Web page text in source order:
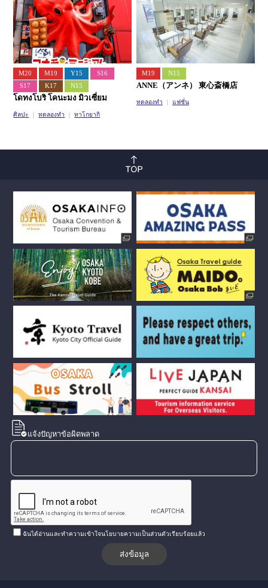
M20 M19 Y15
S16
S17
K17 N15
โดทงโบริ โคนะมง มิวเซี่ยม
ศิลปะ ทดลองทำ ทาโกยากิ
M19 N15
ANNE（アンネ） 東心斎橋店
ทดลองทำ แฟชั่น
แจ้งปัญหาข้อผิดพลาด
ฉันได้อ่านและทำความเข้าใจนโยบายความเป็นส่วนตัวเรียบร้อยแล้ว